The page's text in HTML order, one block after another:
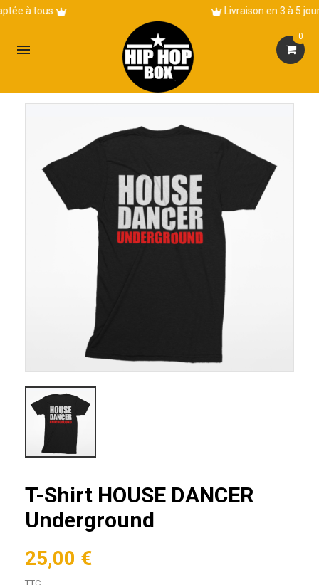
Livraison en 3 à 5 jours !

0
T-Shirt HOUSE DANCER
Underground
25,00 €